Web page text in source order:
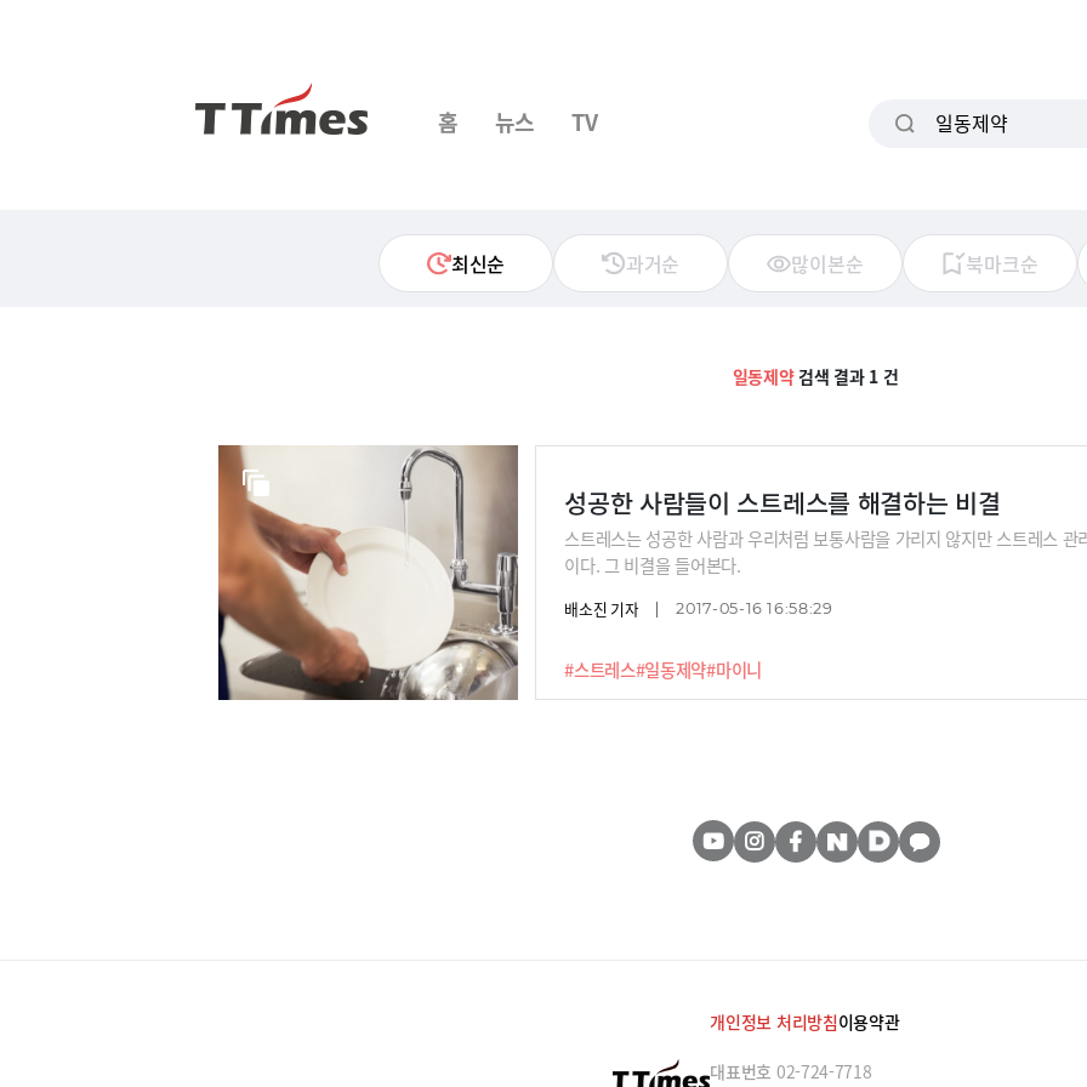
홈 뉴스 TV
최신순 과거순 많이본순 북마크순
일동제약검색 결과 1 건
성공한 사람들이 스트레스를 해결하는 비결
#스트레스#일동제약#마이니
스트레스는 성공한 사람과 우리처럼 보통사람을 가리지 않지만 스트레스
이다. 그 비결을 들어본다.
배소진 기자 2017-05-16 16:58:29
개인정보 처리방침이용약관
대표번호 02-724-7718